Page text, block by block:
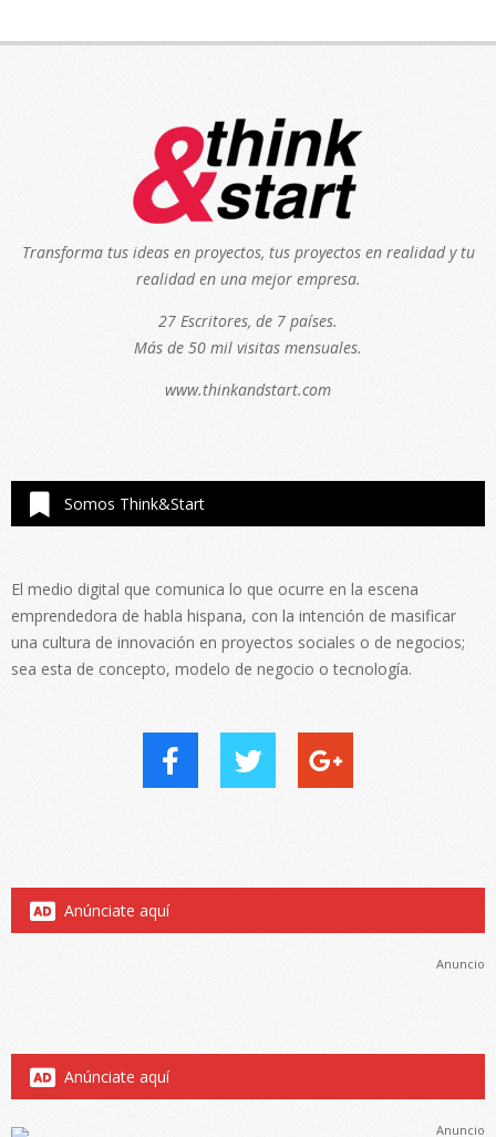
Transforma tus ideas en proyectos, tus proyectos en realidad y tu
realidad en una mejor empresa.
27 Escritores, de 7 países.
Más de 50 mil visitas mensuales.
www.thinkandstart.com
Somos Think&Start
El medio digital que comunica lo que ocurre en la escena
emprendedora de habla hispana, con la intención de masificar
una cultura de innovación en proyectos sociales o de negocios;
sea esta de concepto, modelo de negocio o tecnología.
Anúnciate aquí
Anuncio
Anúnciate aquí
Anuncio